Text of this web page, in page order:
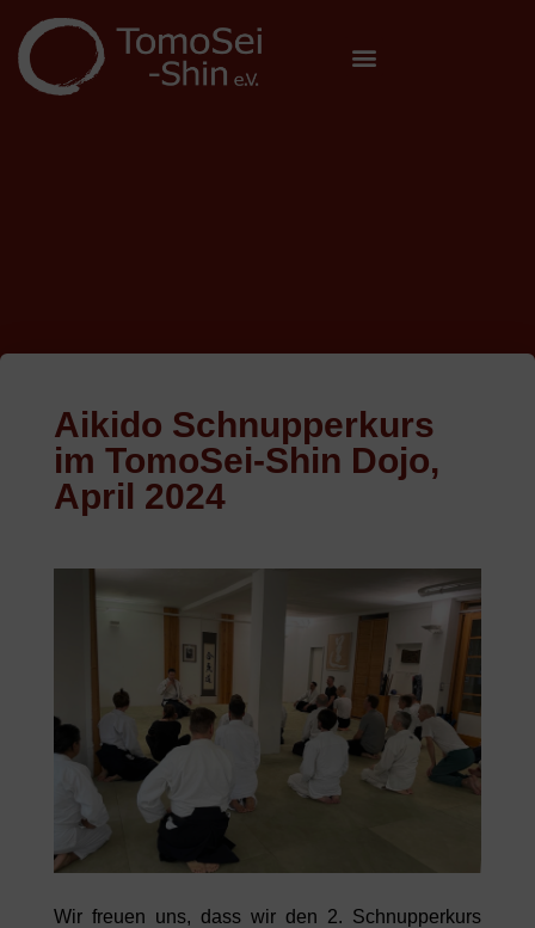
Aikido Schnupperkurs
im TomoSei-Shin Dojo,
April 2024
Wir freuen uns, dass wir den 2. Schnupperkurs